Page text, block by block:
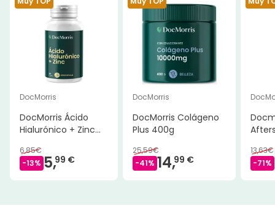
DocMorris
DocMorris Ácido
Hialurónico + Zinc
6,85€
-13% 5,99 €
DocMorris
DocMorris Colágeno
Plus 400g
25,59€
-41% 14,99 €
13,63€
-71%